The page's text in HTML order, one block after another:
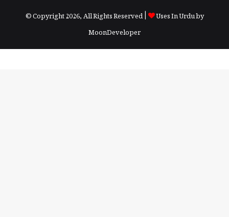
© Copyright 2026, All Rights Reserved |
Uses In Urdu by
MoonDeveloper